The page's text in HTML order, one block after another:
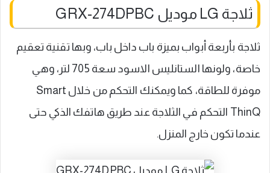
ثلاجة LG موديل GRX-274DPBC
ثلاجة بأربعة أبواب بميزة باب داخل باب، وبها تقنية تعقيم
خاصة، ولونها الستانليس الاسود سعة 705 لتر، وهي
موفرة للطاقة، كما ويمكنك التحكم من خلال Smart
ThinQ التحكم في الثلاجة عند طريق هاتفك الذكي حتى
عندما تكون خارج المنزل.